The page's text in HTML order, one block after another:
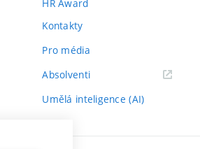
HR Award
Kontakty
Pro média
Absolventi(externí
Umělá inteligence (AI)